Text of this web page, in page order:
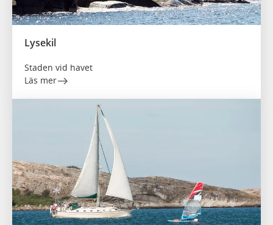
Lysekil
Staden vid havet
Läs mer